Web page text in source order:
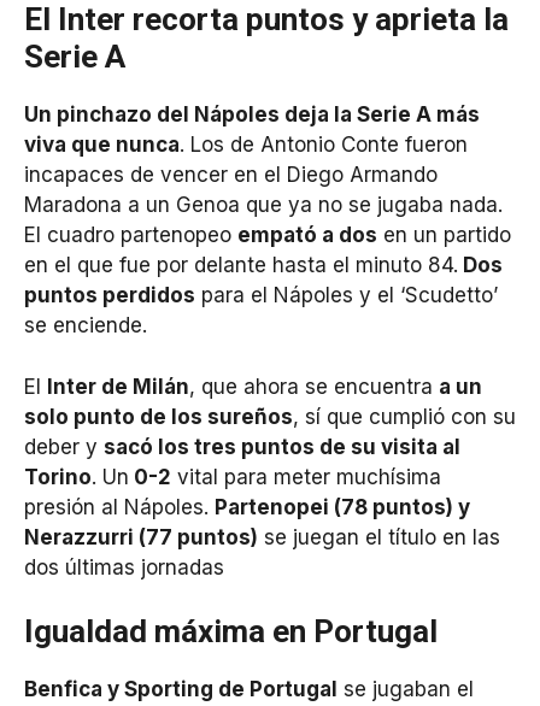
El Inter recorta puntos y aprieta la
Serie A
Un pinchazo del Nápoles deja la Serie A más
viva que nunca. Los de Antonio Conte fueron
incapaces de vencer en el Diego Armando
Maradona a un Genoa que ya no se jugaba nada.
El cuadro partenopeo empató a dos en un partido
en el que fue por delante hasta el minuto 84. Dos
puntos perdidos para el Nápoles y el ‘Scudetto’
se enciende.
El Inter de Milán, que ahora se encuentra a un
solo punto de los sureños, sí que cumplió con su
deber y sacó los tres puntos de su visita al
Torino. Un 0-2 vital para meter muchísima
presión al Nápoles. Partenopei (78 puntos) y
Nerazzurri (77 puntos) se juegan el título en las
dos últimas jornadas
Igualdad máxima en Portugal
Benfica y Sporting de Portugal se jugaban el